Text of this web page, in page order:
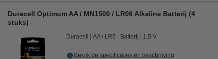
Duracell Optimum AA / MN1500 / LR06 Alkaline Batterij (4
stuks)
Duracell AA / LR6 Batterij 1,5 V
Bekijk de specificaties en beschrijving